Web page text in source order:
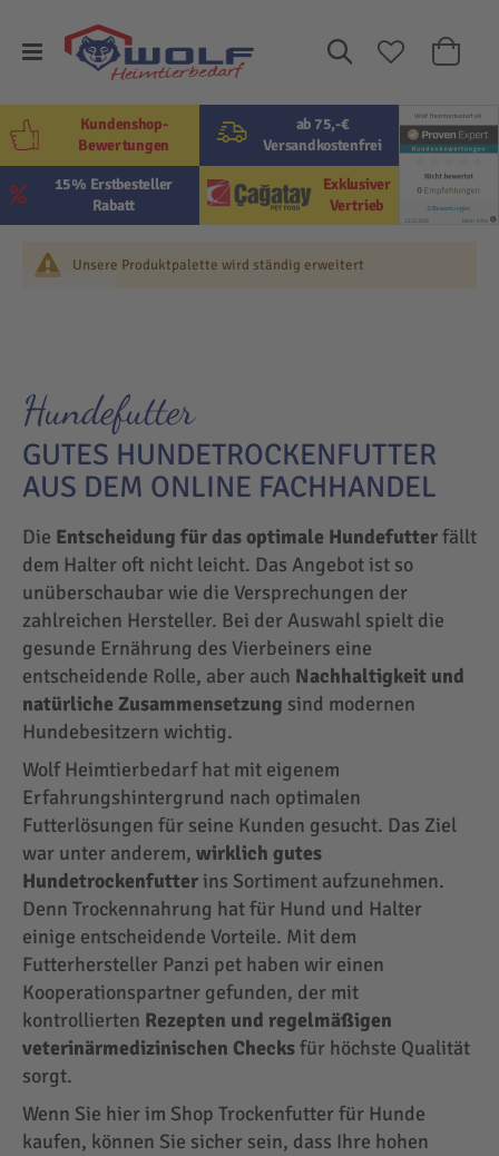
Suche
Mein
ab 75,-€
Versandkostenfrei
Exklusiver
Vertrieb
15% Erstbesteller
Rabatt
Kundenshop-
Bewertungen
Unsere Produktpalette wird ständig erweitert
Hundefutter
GUTES HUNDETROCKENFUTTER
AUS DEM ONLINE FACHHANDEL
Die Entscheidung für das optimale Hundefutterfällt
dem Halter oft nicht leicht. Das Angebot ist so
unüberschaubar wie die Versprechungen der
zahlreichen Hersteller. Bei der Auswahl spielt die
gesunde Ernährung des Vierbeiners eine
entscheidende Rolle, aber auch Nachhaltigkeit und
natürliche Zusammensetzung sind modernen
Hundebesitzern wichtig.
Wolf Heimtierbedarf hat mit eigenem
Erfahrungshintergrund nach optimalen
Futterlösungen für seine Kunden gesucht. Das Ziel
war unter anderem, wirklich gutes
Hundetrockenfutter ins Sortiment aufzunehmen.
Denn Trockennahrung hat für Hund und Halter
einige entscheidende Vorteile. Mit dem
Futterhersteller Panzi pet haben wir einen
Kooperationspartner gefunden, der mit
kontrollierten Rezepten und regelmäßigen
veterinärmedizinischen Checksfür höchste Qualität
sorgt.
Wenn Sie hier im Shop Trockenfutter für Hunde
kaufen, können Sie sicher sein, dass Ihre hohen